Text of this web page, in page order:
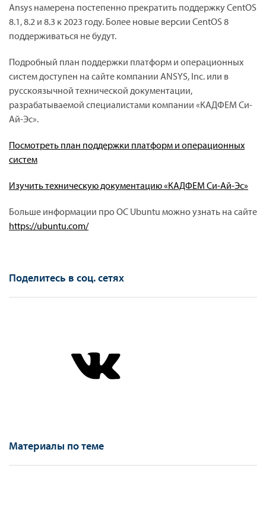
Ansys намерена постепенно прекратить поддержку CentOS
8.1, 8.2 и 8.3 к 2023 году. Более новые версии CentOS 8
поддерживаться не будут.
Подробный план поддержки платформ и операционных
систем доступен на сайте компании ANSYS, Inc. или в
русскоязычной технической документации,
разрабатываемой специалистами компании «КАДФЕМ Си-
Ай-Эс».
Посмотреть план поддержки платформ и операционных
систем
Изучить техническую документацию «КАДФЕМ Си-Ай-Эс»
Больше информации про ОС Ubuntu можно узнать на сайте
https://ubuntu.com/
Поделитесь в соц. сетях
Материалы по теме